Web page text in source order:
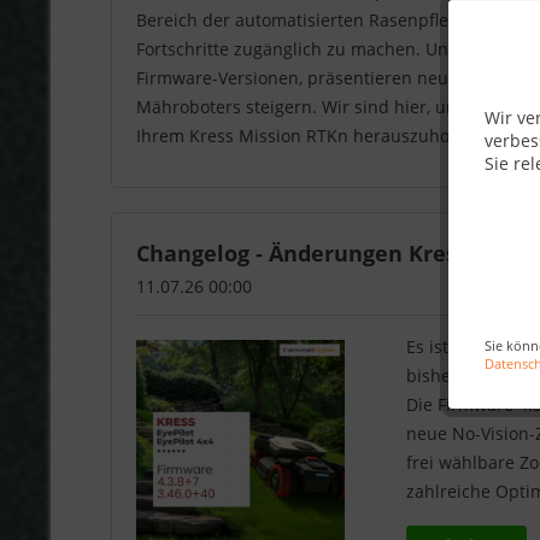
Wir
Sie
Sie
Bereich der automatisierten Rasenpflege legen
Fortschritte zugänglich zu machen. Unsere
Firmware-Versionen, präsentieren neue
Mähroboters steigern. Wir sind hier, um Sie
Ihrem Kress Mission RTKn herauszuholen.
Changelog - Änderungen Kress
11.07.26 00:00
Es ist das
bisher gab –
Die Firmware
neue No-
frei wählbare
zahlreiche